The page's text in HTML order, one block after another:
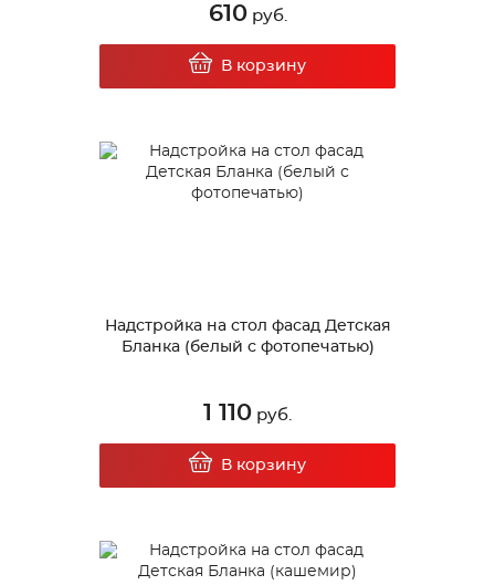
610руб.
В корзину
Надстройка на стол фасад Детская
Бланка (белый с фотопечатью)
1 110 руб.
В корзину